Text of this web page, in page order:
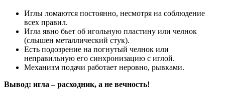
Иглы ломаются постоянно, несмотря на соблюдение
всех правил.
Игла явно бьет об игольную пластину или челнок
(слышен металлический стук).
Есть подозрение на погнутый челнок или
неправильную его синхронизацию с иглой.
Механизм подачи работает неровно, рывками.
Вывод: игла – расходник, а не вечность!